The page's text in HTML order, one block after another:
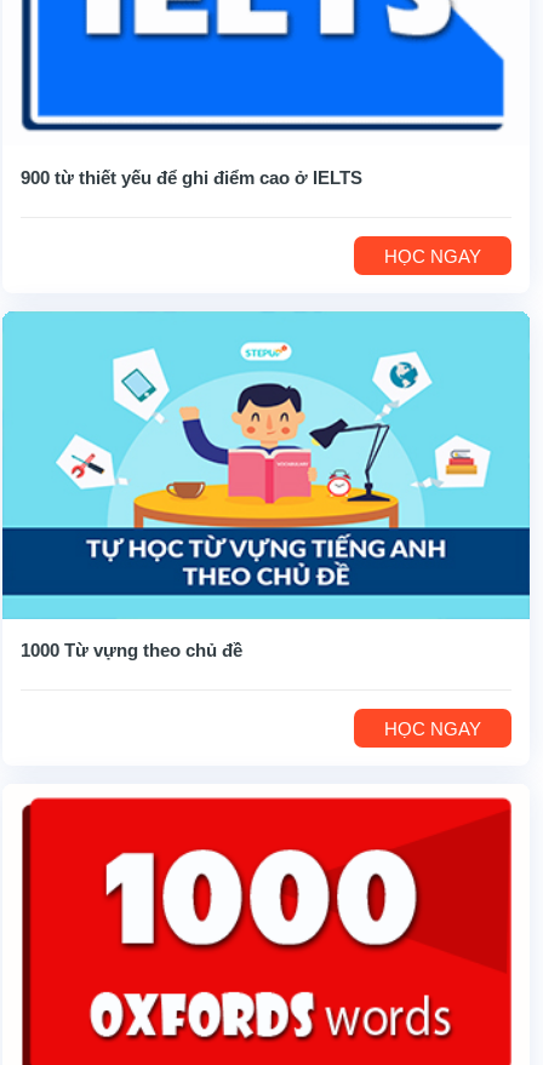
900 từ thiết yếu để ghi điểm cao ở IELTS
HỌC NGAY
1000 Từ vựng theo chủ đề
HỌC NGAY